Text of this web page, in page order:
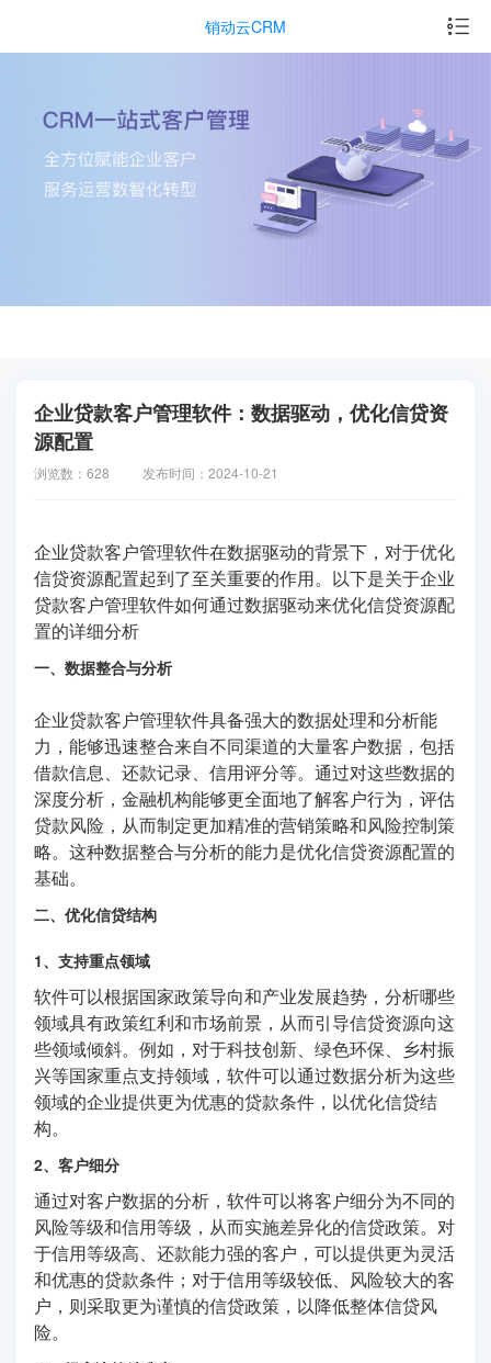
销动云CRM
企业贷款客户管理软件：数据驱动，优化信贷资
源配置
浏览数：628 发布时间：2024-10-21
企业贷款客户管理软件在数据驱动的背景下，对于优化
信贷资源配置起到了至关重要的作用。以下是关于企业
贷款客户管理软件如何通过数据驱动来优化信贷资源配
置的详细分析
一、数据整合与分析
企业贷款客户管理软件具备强大的数据处理和分析能
力，能够迅速整合来自不同渠道的大量客户数据，包括
借款信息、还款记录、信用评分等。通过对这些数据的
深度分析，金融机构能够更全面地了解客户行为，评估
贷款风险，从而制定更加精准的营销策略和风险控制策
略。这种数据整合与分析的能力是优化信贷资源配置的
基础。
二、优化信贷结构
1、支持重点领域
软件可以根据国家政策导向和产业发展趋势，分析哪些
领域具有政策红利和市场前景，从而引导信贷资源向这
些领域倾斜。例如，对于科技创新、绿色环保、乡村振
兴等国家重点支持领域，软件可以通过数据分析为这些
领域的企业提供更为优惠的贷款条件，以优化信贷结
构。
2、客户细分
通过对客户数据的分析，软件可以将客户细分为不同的
风险等级和信用等级，从而实施差异化的信贷政策。对
于信用等级高、还款能力强的客户，可以提供更为灵活
和优惠的贷款条件；对于信用等级较低、风险较大的客
户，则采取更为谨慎的信贷政策，以降低整体信贷风
险。